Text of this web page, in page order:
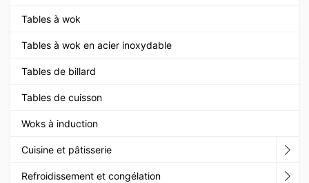
Tables à wok
Tables à wok en acier inoxydable
Tables de billard
Tables de cuisson
Woks à induction
Cuisine et pâtisserie
Refroidissement et congélation